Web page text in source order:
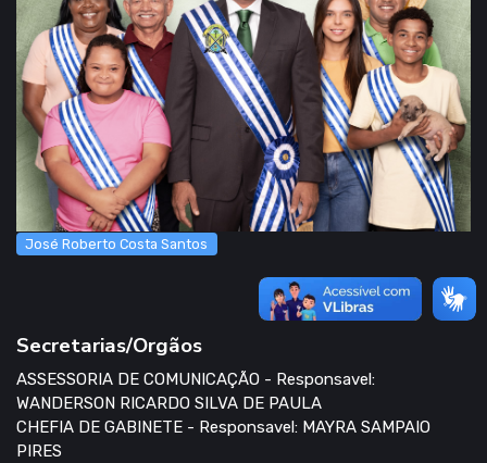
José Roberto Costa Santos
Secretarias/Orgãos
ASSESSORIA DE COMUNICAÇÃO - Responsavel:
WANDERSON RICARDO SILVA DE PAULA
CHEFIA DE GABINETE - Responsavel: MAYRA SAMPAIO
PIRES